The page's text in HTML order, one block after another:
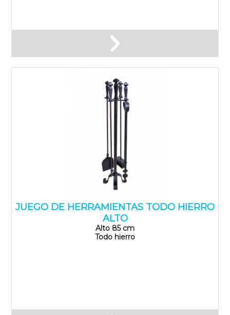
JUEGO DE HERRAMIENTAS TODO HIERRO
ALTO
Alto 85 cm
Todo hierro